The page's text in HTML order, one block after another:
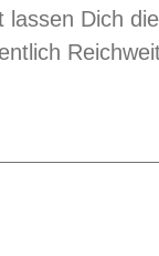
lassen Dich